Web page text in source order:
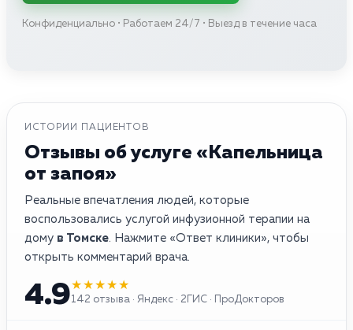
Конфиденциально • Работаем 24/7 • Выезд в течение часа
ИСТОРИИ ПАЦИЕНТОВ
Отзывы об услуге «Капельница
от запоя»
Реальные впечатления людей, которые
воспользовались услугой инфузионной терапии на
дому в Томске. Нажмите «Ответ клиники», чтобы
открыть комментарий врача.
4.9★★★★★
142 отзыва · Яндекс · 2ГИС · ПроДокторов